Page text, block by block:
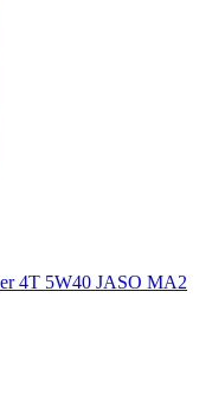
4T 5W40 JASO MA2